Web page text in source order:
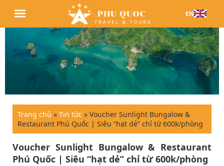
EN
Trang chủ » Tin tức » Voucher Sunlight Bungalow &
Restaurant Phú Quốc | Siêu “hạt dẻ” chỉ từ 600k/phòng
Voucher Sunlight Bungalow & Restaurant
Phú Quốc | Siêu “hạt dẻ” chỉ từ 600k/phòng